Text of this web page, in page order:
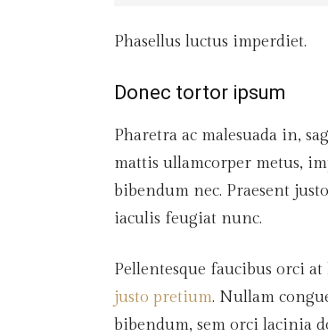
Phasellus luctus imperdiet.
Donec tortor ipsum
Pharetra ac malesuada in,
mattis ullamcorper metus,
bibendum nec. Praesent
iaculis feugiat nunc.
Pellentesque faucibus orci
justo pretium. Nullam
bibendum, sem orci lacinia